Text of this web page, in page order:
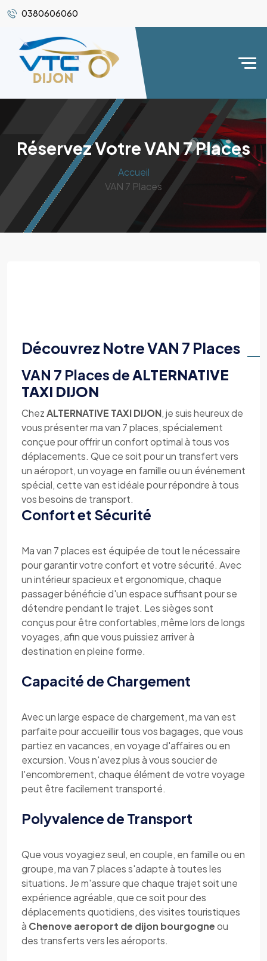
0380606060
Réservez Votre VAN 7 Places
Accueil
VAN 7 Places
Découvrez Notre VAN 7 Places
VAN 7 Places deALTERNATIVE
TAXI DIJON
ChezALTERNATIVE TAXI DIJON, je suis heureux de
vous présenter ma van 7 places, spécialement
conçue pour offrir un confort optimal à tous vos
déplacements. Que ce soit pour un transfert vers
un aéroport, un voyage en famille ou un événement
spécial, cette van est idéale pour répondre à tous
vos besoins de transport.
Confort et Sécurité
Ma van 7 places est équipée de tout le nécessaire
pour garantir votre confort et votre sécurité. Avec
un intérieur spacieux et ergonomique, chaque
passager bénéficie d'un espace suffisant pour se
détendre pendant le trajet. Les sièges sont
conçus pour être confortables, même lors de longs
voyages, afin que vous puissiez arriver à
destination en pleine forme.
Capacité de Chargement
Avec un large espace de chargement, ma van est
parfaite pour accueillir tous vos bagages, que vous
partiez en vacances, en voyage d'affaires ou en
excursion. Vous n'avez plus à vous soucier de
l'encombrement, chaque élément de votre voyage
peut être facilement transporté.
Polyvalence de Transport
Que vous voyagiez seul, en couple, en famille ou en
groupe, ma van 7 places s'adapte à toutes les
situations. Je m'assure que chaque trajet soit une
expérience agréable, que ce soit pour des
déplacements quotidiens, des visites touristiques
à Chenove aeroport de dijon bourgogneou
des transferts vers les aéroports.